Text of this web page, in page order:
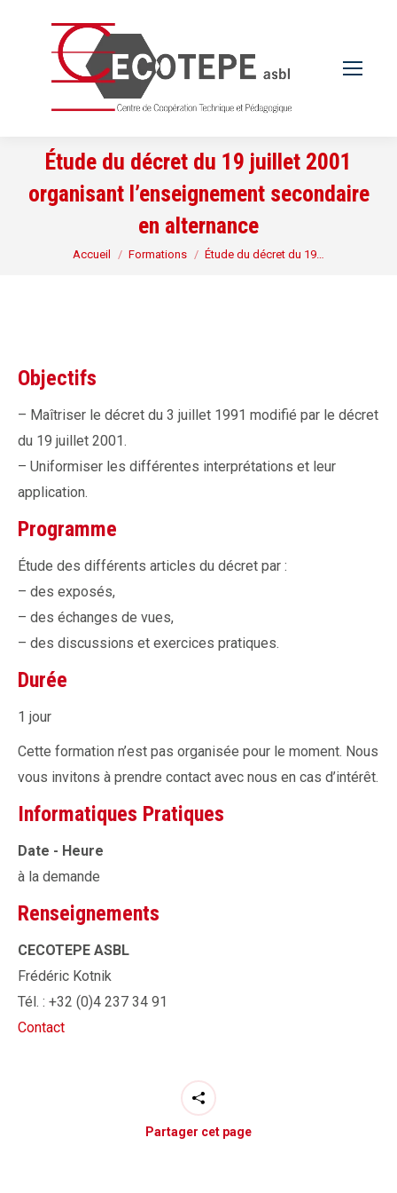
Étude du décret du 19 juillet 2001
organisant l’enseignement secondaire
en alternance
Vous êtes ici :
Accueil Formations Étude du décret du 19…
Objectifs
– Maîtriser le décret du 3 juillet 1991 modifié par le décret
du 19 juillet 2001.
– Uniformiser les différentes interprétations et leur
application.
Programme
Étude des différents articles du décret par :
– des exposés,
– des échanges de vues,
– des discussions et exercices pratiques.
Durée
1 jour
Cette formation n’est pas organisée pour le moment. Nous
vous invitons à prendre contact avec nous en cas d’intérêt.
Informatiques Pratiques
Date - Heure
à la demande
Renseignements
CECOTEPE ASBL
Frédéric Kotnik
Tél. : +32 (0)4 237 34 91
Contact
Partager cet page